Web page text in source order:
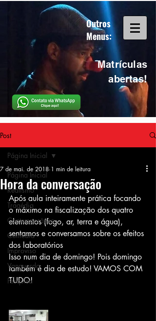
Outros
Menus:
Matrículas
abertas!
Post
Página Inicial
Realismo
Tragédia
Contemporâneo
Comédia
Improviso
Vanguarda
Pesquisa
Página Inicial
Hora da conversação
7 de mai. de 2018 1 min de leitura
Após aula inteiramente prática focando
o máximo na fiscalização dos quatro
elementos (fogo, ar, terra e água),
sentamos e conversamos sobre os efeitos
dos laboratórios
Isso num dia de domingo! Pois domingo
também é dia de estudo! VAMOS COM
TUDO!